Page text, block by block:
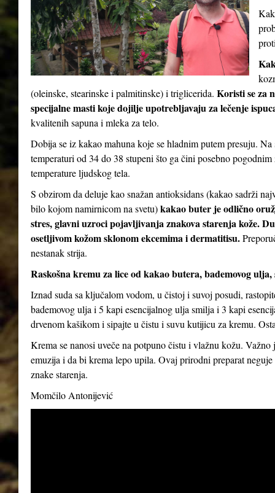
(oleinske, stearinske i palmitinske) i triglicerida. Koristi se za
specijalne masti koje dojilje upotrebljavaju za lečenje
kvalitenih sapuna i mleka za telo.
Dobija se iz kakao mahuna koje se hladnim putem presuju.
temperaturi od 34 do 38 stupeni što ga čini posebno
temperature ljudskog tela.
S obzirom da deluje kao snažan antioksidans (kakao sadrži
bilo kojom namirnicom na svetu)kakao buter je odlično
stres, glavni uzroci pojavljivanja znakova starenja kože.
osetljivom kožom sklonom ekcemima i dermatitisu.
nestanak strija.
Raskošna kremu za lice od kakao butera, bademovog
Iznad suda sa ključalom vodom, u čistoj i suvoj posudi,
bademovog ulja i 5 kapi esencijalnog ulja smilja i 3 kapi
drvenom kašikom i sipajte u čistu i suvu kutijicu za kremu.
Krema se nanosi uveče na potpuno čistu i vlažnu kožu.
emuzija i da bi krema lepo upila. Ovaj prirodni preparat
znake starenja.
Momčilo Antonijević